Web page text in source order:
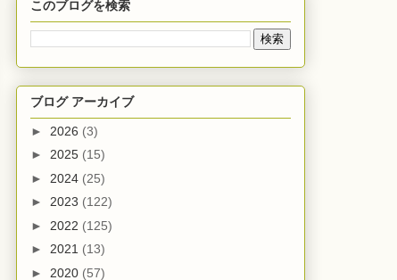
このブログを検索
ブログ アーカイブ
► 2026 (3)
► 2025 (15)
► 2024 (25)
► 2023 (122)
► 2022 (125)
► 2021 (13)
► 2020 (57)